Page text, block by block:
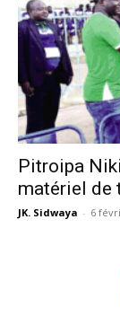
Pitroipa
matériel de
JK. Sidwaya - 6